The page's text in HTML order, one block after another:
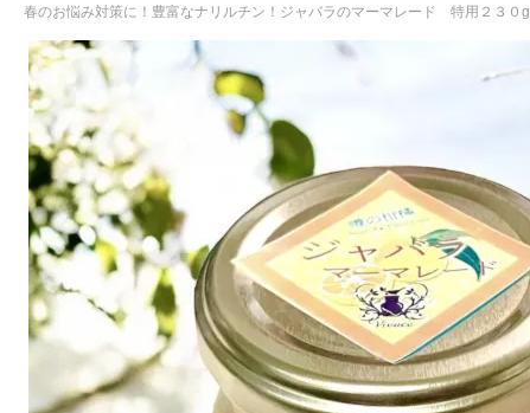
春のお悩み対策に！豊富なナリルチン！ジャバラのマーマレード 特用２３０g